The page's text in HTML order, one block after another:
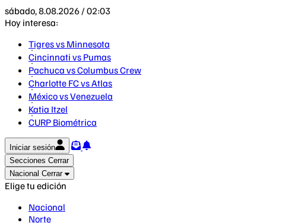
sábado, 8.08.2026 / 02:03
Hoy interesa:
Tigres vs Minnesota
Cincinnati vs Pumas
Pachuca vs Columbus Crew
Charlotte FC vs Atlas
México vs Venezuela
Katia Itzel
CURP Biométrica
Iniciar sesión
Secciones Cerrar
Nacional Cerrar
Elige tu edición
Nacional
Norte